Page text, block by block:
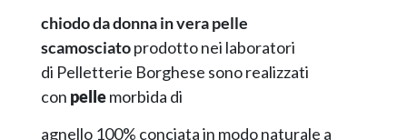
chiodo da donna in vera pelle
scamosciatoprodotto nei laboratori
di Pelletterie Borghese sono realizzati
con pellemorbida di
agnello 100% conciata in modo naturale a